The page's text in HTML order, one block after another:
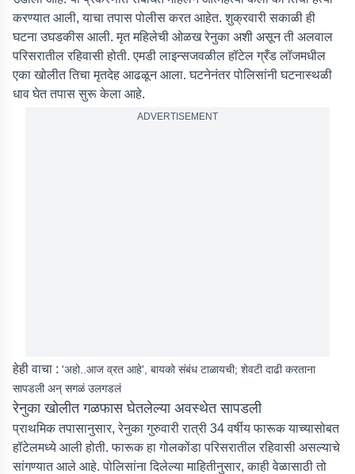
करण्यात आली, याचा तपास पोलीस करत आहेत. शुक्रवारी सकाळी ही
घटना उघडकीस आली. मृत महिलेची ओळख रेनुका अशी असून ती अलवाल
परिसरातील रहिवासी होती. एमडी लाइन्सजवळील हॉटेल ग्रँड लॉजमधील
एका खोलीत तिचा मृतदेह आढळून आला. घटनेनंतर पोलिसांनी घटनास्थळी
धाव घेत तपास सुरू केला आहे.
ADVERTISEMENT
हेही वाचा : 'अहो..आज व्रत आहे', बायको संबंध टाळायची; शेवटी दाढी करताना
सापडली अन् सगळं उलगडलं
रेनुका खोलीत गळफास घेतलेल्या अवस्थेत सापडली
प्राथमिक तपासानुसार, रेनुका गुरुवारी रात्री 34 वर्षीय फारूक याच्यासोबत
हॉटेलमध्ये आली होती. फारूक हा गोलकोंडा परिसरातील रहिवासी असल्याचे
सांगण्यात आले आहे. पोलिसांना दिलेल्या माहितीनुसार, काही वेळासाठी तो